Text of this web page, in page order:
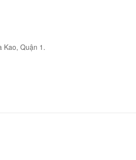
Kao, Quận 1.